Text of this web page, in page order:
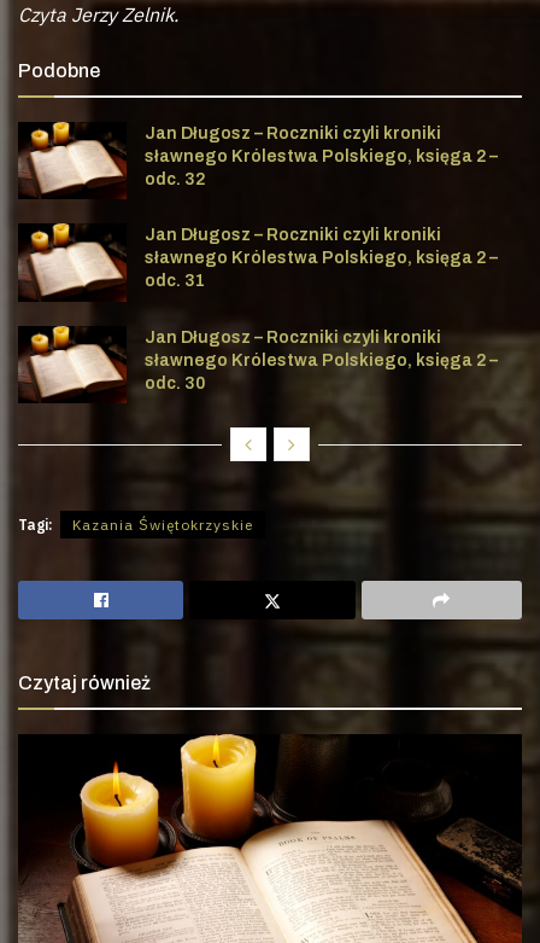
Czyta Jerzy Zelnik.
Podobne
Jan Długosz – Roczniki czyli kroniki
sławnego Królestwa Polskiego, księga 2 –
odc. 32
Jan Długosz – Roczniki czyli kroniki
sławnego Królestwa Polskiego, księga 2 –
odc. 31
Jan Długosz – Roczniki czyli kroniki
sławnego Królestwa Polskiego, księga 2 –
odc. 30
Tagi: Kazania Świętokrzyskie
Czytaj również